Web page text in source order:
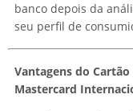
banco depois da
seu perfil de
Vantagens do
Mastercard